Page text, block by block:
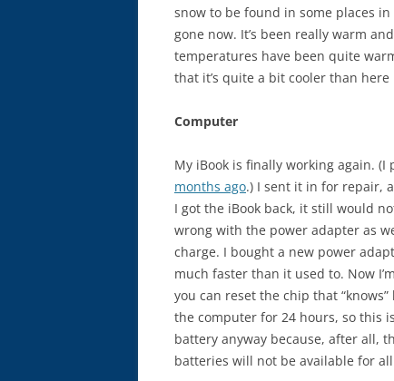
snow to be found in some places
gone now. It’s been really warm
temperatures have been quite
that it’s quite a bit cooler than here
Computer
My iBook is finally working again.
months ago.) I sent it in for repair,
I got the iBook back, it still would
wrong with the power adapter as
charge. I bought a new power
much faster than it used to. Now
you can reset the chip that
the computer for 24 hours, so this
battery anyway because, after all,
batteries will not be available for